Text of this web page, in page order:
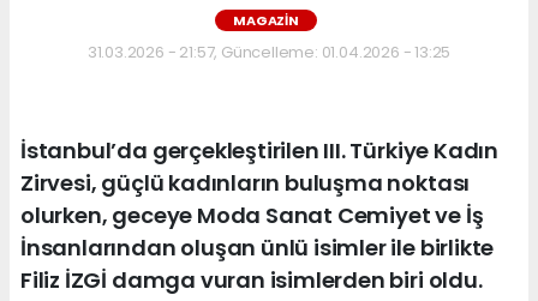
MAGAZIN
31.03.2026 - 21:57, Güncelleme: 01.04.2026 - 13:25
İstanbul’da gerçekleştirilen III. Türkiye Kadın
Zirvesi, güçlü kadınların buluşma noktası
olurken, geceye Moda Sanat Cemiyet ve İş
İnsanlarından oluşan ünlü isimler ile birlikte
Filiz İZGİ damga vuran isimlerden biri oldu.